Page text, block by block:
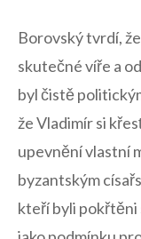
Borovský tvrdí,
skutečné víře a
byl čistě
že​ Vladimír si
upevnění vlastní
byzantským
kteří byli ‌pokřtěni